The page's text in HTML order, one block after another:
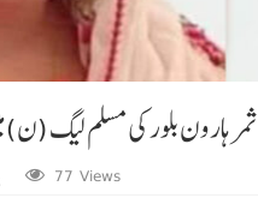
ثمر ہارون بلور کی مسلم لیگ (ن)
77 Views